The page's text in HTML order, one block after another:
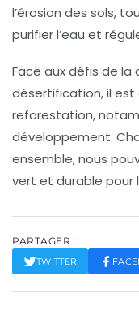
l’érosion des sols,
purifier l’eau et
Face aux défis de la
désertification, il est
reforestation,
développement.
ensemble, nous
vert et durable pour
PARTAGER :
TWITTER